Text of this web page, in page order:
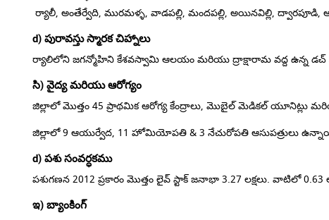
ర్యాలీ, అంతేర్వేది, మురమళ్ళ, వాడపల్లి, మందపల్లి, అయినవిల్లి,
d) పురావస్తు స్మారక చిహ్నాలు
ర్యాలిలోని జగన్మోహిని కేశవస్వామి ఆలయం మరియు ద్రాక్షారామ వద్ద ఉన్న డచ్
సి) వైద్య మరియు ఆరోగ్యం
జిల్లాలో మొత్తం 45 ప్రాథమిక ఆరోగ్య కేంద్రాలు, మొబైల్ మెడికల్ యూనిట్లు
జిల్లాలో 9 ఆయుర్వేద, 11 హోమియోపతి & 3 నేచురోపతి ఆసుపత్రులు
d) పశు సంవర్ధకము
పశుగణన 2012 ప్రకారం మొత్తం లైవ్ స్టాక్ జనాభా 3.27 లక్షలు. వాటిలో 0.63
ఇ) బ్యాంకింగ్